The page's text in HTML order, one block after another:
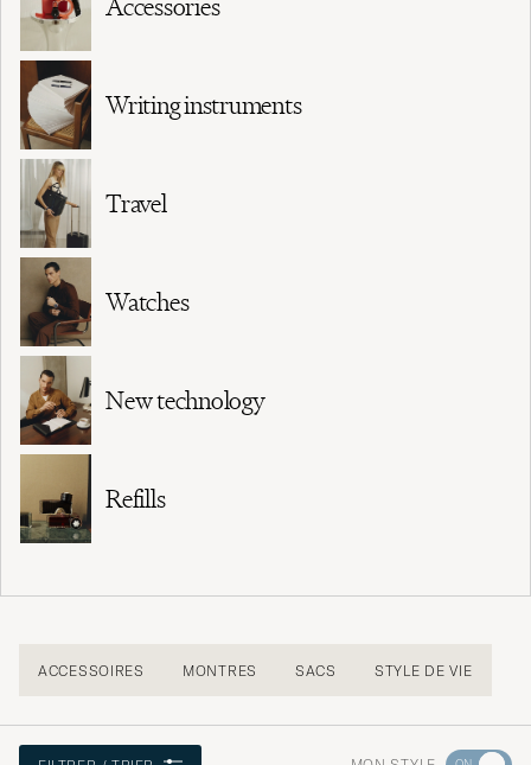
Writing instruments
Travel
Watches
New technology
Refills
ACCESSOIRES MONTRES SACS STYLE DE VIE